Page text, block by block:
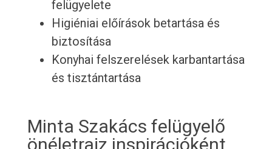
felügyelete
Higiéniai előírások betartása és
biztosítása
Konyhai felszerelések karbantartása
és tisztántartása
Minta Szakács felügyelő
önéletrajz inspirációként